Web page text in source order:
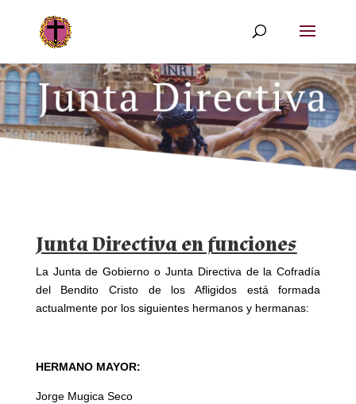
Junta Directiva en funciones
La Junta de Gobierno o Junta Directiva de la Cofradía
del Bendito Cristo de los Afligidos está formada
actualmente por los siguientes hermanos y hermanas:
HERMANO MAYOR:
Jorge Mugica Seco